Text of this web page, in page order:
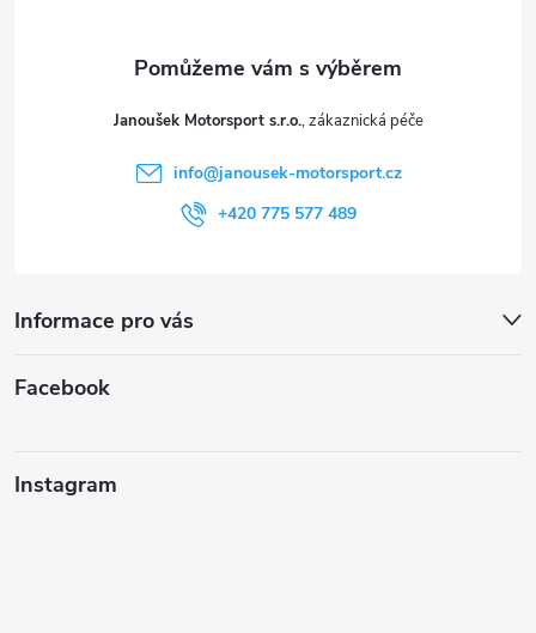
Janoušek Motorsport s.r.o.
info@janousek-motorsport.cz
+420 775 577 489
Informace pro vás
Facebook
Instagram